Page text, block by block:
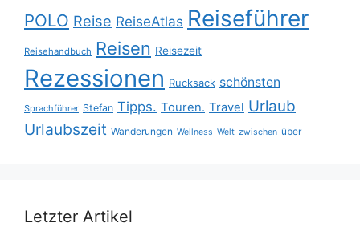
POLO Reise ReiseAtlas Reiseführer
Reisehandbuch Reisen Reisezeit
Rezessionen Rucksack schönsten
Sprachführer Stefan Tipps. Touren. Travel Urlaub
Urlaubszeit Wanderungen Wellness Welt zwischen über
Letzter Artikel